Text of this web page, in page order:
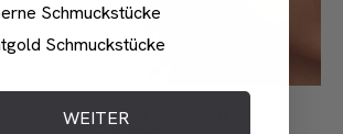
EDEN PEAR CREOLEN
Schmuckstücke
Schmuckstücke
WEITER